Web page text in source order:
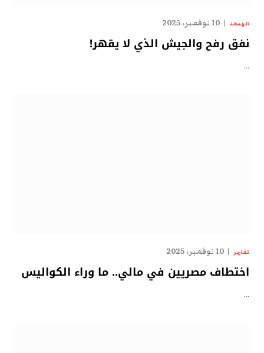
الهدهد 10 نوفمبر، 2025
نفق رفح والجيش الذي لا يقهر!
…
تقارير 10 نوفمبر، 2025
اختطاف مصريين في مالي.. ما وراء الكواليس
…